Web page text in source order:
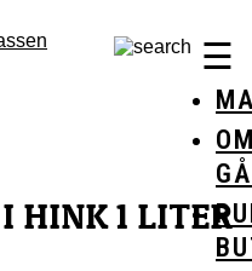
☰
HINK 1 LITER